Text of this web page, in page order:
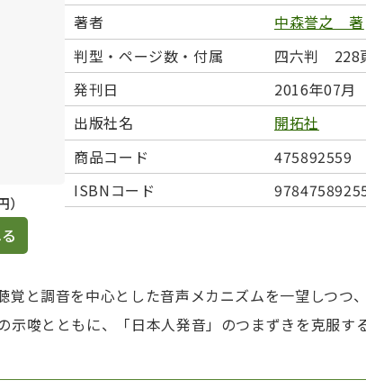
著者
中森誉之 著
判型・ページ数・付属
四六判 228
発刊日
2016年07月
出版社名
開拓社
商品コード
475892559
ISBNコード
覚と調音を中心とした音声メカニズムを一望しつ
唆とともに、「日本人発音」のつまずきを克服す